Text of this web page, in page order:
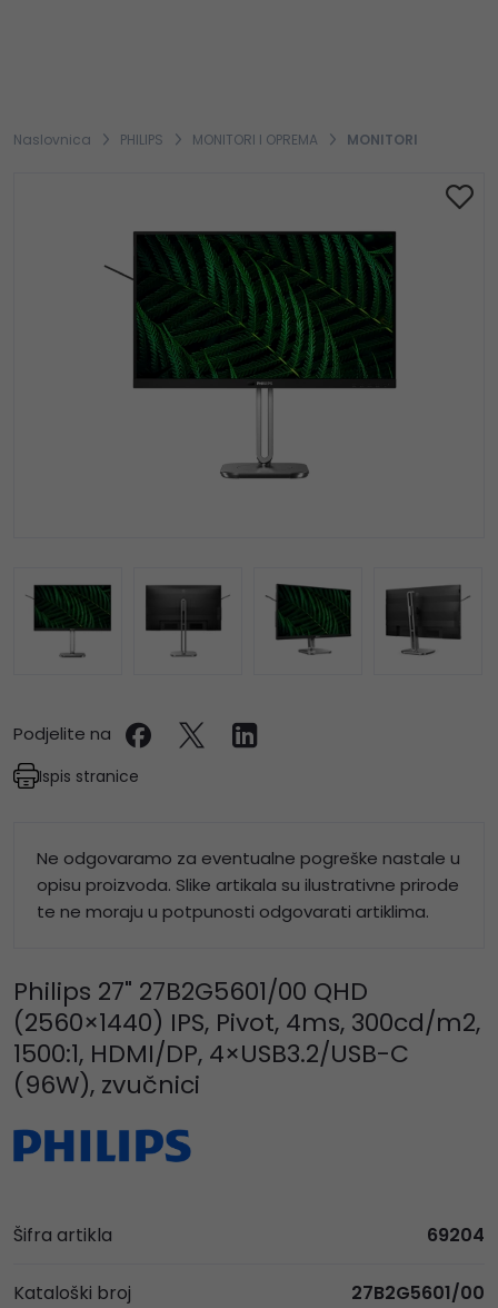
Naslovnica PHILIPS MONITORI I OPREMA MONITORI
Podjelite na
Ispis stranice
Ne odgovaramo za eventualne pogreške nastale u
opisu proizvoda. Slike artikala su ilustrativne prirode
te ne moraju u potpunosti odgovarati artiklima.
Philips 27" 27B2G5601/00 QHD
(2560×1440) IPS, Pivot, 4ms, 300cd/m2,
1500:1, HDMI/DP, 4×USB3.2/USB-C
(96W), zvučnici
Šifra artikla 69204
Kataloški broj 27B2G5601/00